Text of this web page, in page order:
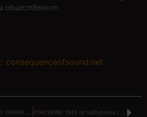
общественост.
consequenceofsound.net
ДНЕС в хардкор шоуто ‘ПАНИК АТАК’ на АЛЕКСАНДЪР БОЯДЖИЕВ от 16:00 PORCUPINE TREE се завърнаха с нова песен и видео към нея – ‘Harridan’